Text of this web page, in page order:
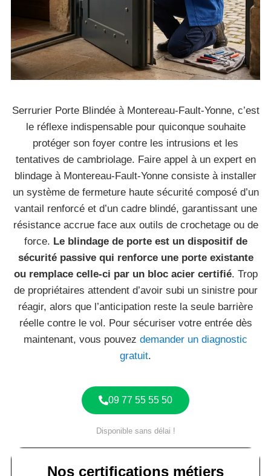
Serrurier Porte Blindée à Montereau-Fault-Yonne, c’est
le réflexe indispensable pour quiconque souhaite
protéger son foyer contre les intrusions et les
tentatives de cambriolage. Faire appel à un expert en
blindage à Montereau-Fault-Yonne consiste à installer
un système de fermeture haute sécurité composé d’un
vantail renforcé et d’un cadre blindé, garantissant une
résistance accrue face aux outils de crochetage ou de
force. Le blindage de porte est un dispositif de
sécurité passive qui renforce une porte existante
ou remplace celle-ci par un bloc acier certifié. Trop
de propriétaires attendent d’avoir subi un sinistre pour
réagir, alors que l’anticipation reste la seule barrière
réelle contre le vol. Pour sécuriser votre entrée dès
maintenant, vous pouvez demander un diagnostic
gratuit.
09 77 55 55 50
Disponible sans délai !
Nos certifications métiers